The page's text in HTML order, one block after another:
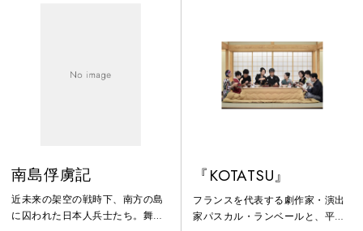
南島俘虜記
近未来の架空の戦時下、南方の島
に囚われた日本人兵士たち。舞台
『KOTATSU』
フランスを代表する劇作家・演出
家パスカル・ランベールと、平田